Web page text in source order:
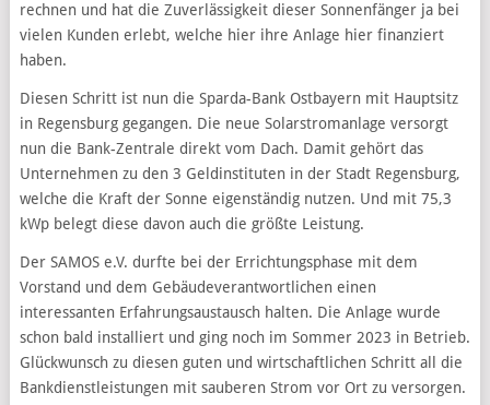
rechnen und hat die Zuverlässigkeit dieser Sonnenfänger ja bei
vielen Kunden erlebt, welche hier ihre Anlage hier finanziert
haben.
Diesen Schritt ist nun die Sparda-Bank Ostbayern mit Hauptsitz
in Regensburg gegangen. Die neue Solarstromanlage versorgt
nun die Bank-Zentrale direkt vom Dach. Damit gehört das
Unternehmen zu den 3 Geldinstituten in der Stadt Regensburg,
welche die Kraft der Sonne eigenständig nutzen. Und mit 75,3
kWp belegt diese davon auch die größte Leistung.
Der SAMOS e.V. durfte bei der Errichtungsphase mit dem
Vorstand und dem Gebäudeverantwortlichen einen
interessanten Erfahrungsaustausch halten. Die Anlage wurde
schon bald installiert und ging noch im Sommer 2023 in Betrieb.
Glückwunsch zu diesen guten und wirtschaftlichen Schritt all die
Bankdienstleistungen mit sauberen Strom vor Ort zu versorgen.